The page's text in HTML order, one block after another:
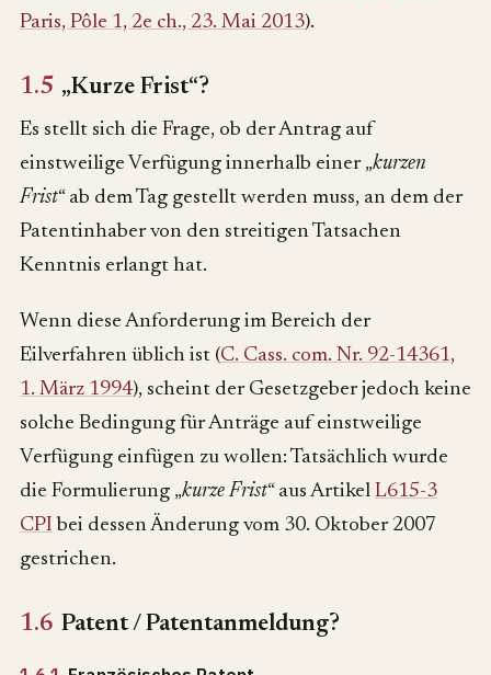
Paris, Pôle 1, 2e ch., 23. Mai 2013).
1.5 „Kurze Frist“?
Es stellt sich die Frage, ob der Antrag auf
einstweilige Verfügung innerhalb einer „kurzen
Frist“ ab dem Tag gestellt werden muss, an dem der
Patentinhaber von den streitigen Tatsachen
Kenntnis erlangt hat.
Wenn diese Anforderung im Bereich der
Eilverfahren üblich ist (C. Cass. com. Nr. 92-14361,
1. März 1994), scheint der Gesetzgeber jedoch keine
solche Bedingung für Anträge auf einstweilige
Verfügung einfügen zu wollen: Tatsächlich wurde
die Formulierung „kurze Frist“ aus Artikel L615-3
CPI bei dessen Änderung vom 30. Oktober 2007
gestrichen.
1.6 Patent / Patentanmeldung?